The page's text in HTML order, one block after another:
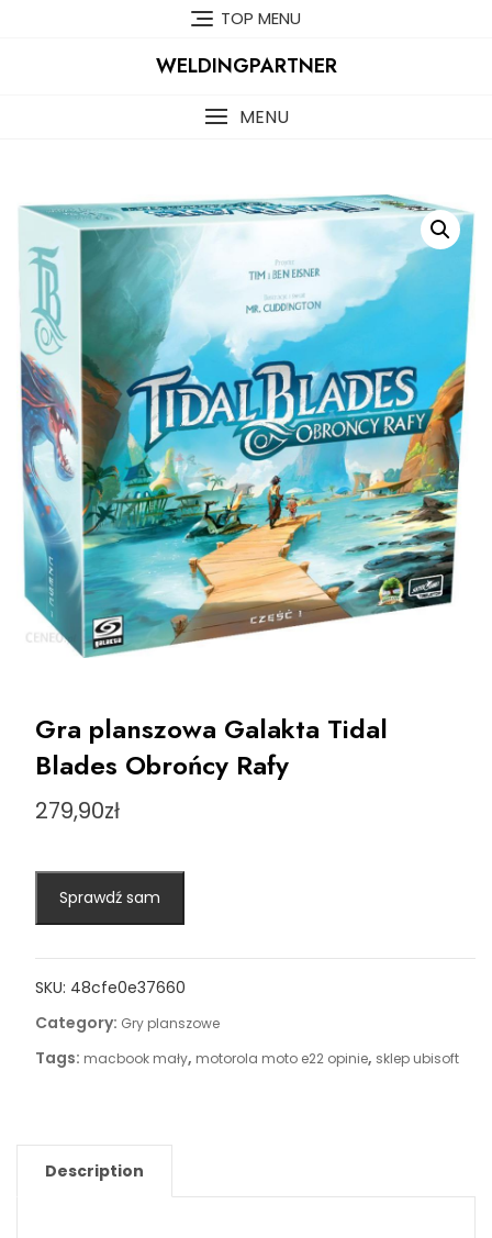
TOP MENU
WELDINGPARTNER
MENU
Gra planszowa Galakta Tidal
Blades Obrońcy Rafy
279,90zł
Sprawdź sam
SKU: 48cfe0e37660
Category: Gry planszowe
Tags: macbook mały, motorola moto e22 opinie, sklep ubisoft
Description